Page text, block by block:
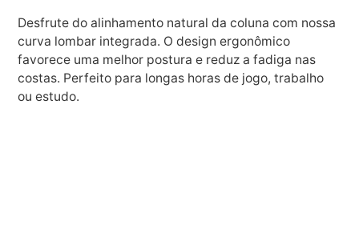
Desfrute do alinhamento natural da coluna com nossa
curva lombar integrada. O design ergonômico
favorece uma melhor postura e reduz a fadiga nas
costas. Perfeito para longas horas de jogo, trabalho
ou estudo.